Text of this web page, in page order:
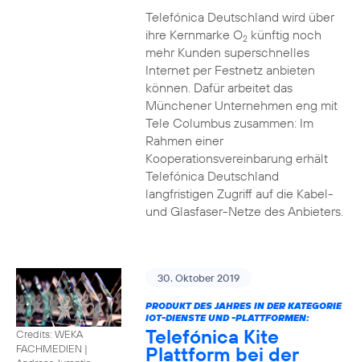
Telefónica Deutschland wird über
ihre Kernmarke O2künftig noch
mehr Kunden superschnelles
Internet per Festnetz anbieten
können. Dafür arbeitet das
Münchener Unternehmen eng mit
Tele Columbus zusammen: Im
Rahmen einer
Kooperationsvereinbarung erhält
Telefónica Deutschland
langfristigen Zugriff auf die Kabel-
und Glasfaser-Netze des Anbieters.
Credits: WEKA
FACHMEDIEN |
30. Oktober 2019
PRODUKT DES JAHRES IN DER KATEGORIE
IOT-DIENSTE UND -PLATTFORMEN:
Telefónica Kite
Plattform bei der